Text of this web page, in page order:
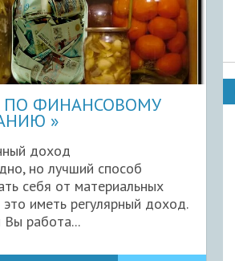
ПО ФИНАНСОВОМУ
доход
но лучший способ
себя от материальных
иметь регулярный доход.
работа...